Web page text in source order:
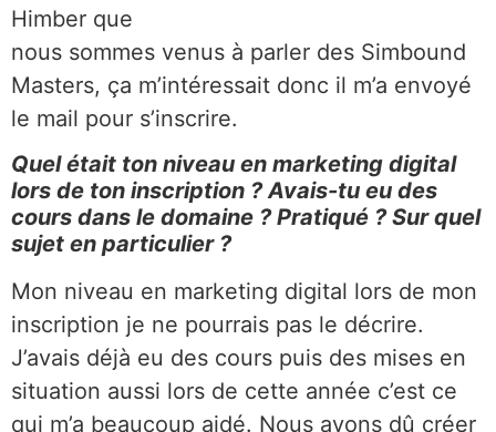
Himber que
nous sommes venus à parler des Simbound
Masters, ça m’intéressait donc il m’a envoyé
le mail pour s’inscrire.
Quel était ton niveau en marketing digital
lors de ton inscription ? Avais-tu eu des
cours dans le domaine ? Pratiqué ? Sur quel
sujet en particulier ?
Mon niveau en marketing digital lors de mon
inscription je ne pourrais pas le décrire.
J’avais déjà eu des cours puis des mises en
situation aussi lors de cette année c’est ce
qui m’a beaucoup aidé. Nous avons dû créer